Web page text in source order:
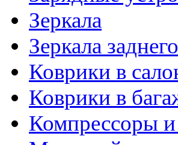
Зеркала
Зеркала
Коврики в
Коврики в
Компрессоры